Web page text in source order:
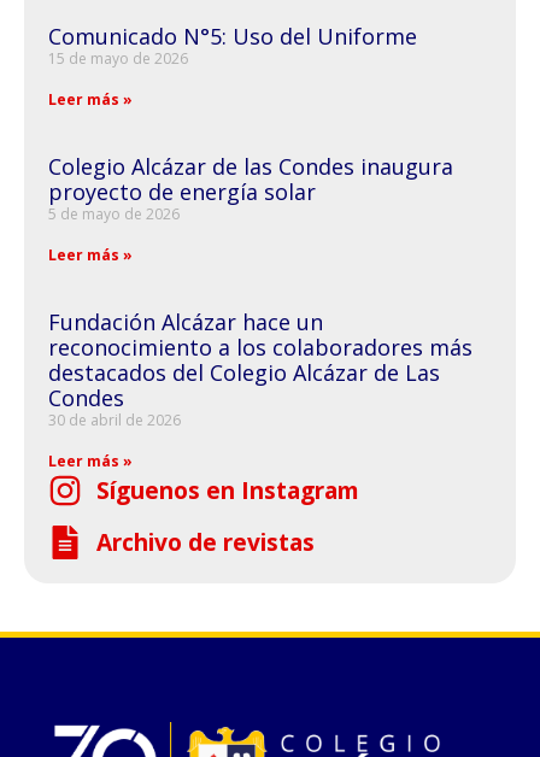
Comunicado N°5: Uso del Uniforme
15 de mayo de 2026
Leer más »
Colegio Alcázar de las Condes inaugura
proyecto de energía solar
5 de mayo de 2026
Leer más »
Fundación Alcázar hace un
reconocimiento a los colaboradores más
destacados del Colegio Alcázar de Las
Condes
30 de abril de 2026
Leer más »
Síguenos en Instagram
Archivo de revistas